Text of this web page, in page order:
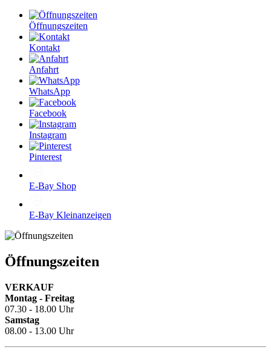
Öffnungszeiten
Kontakt
Anfahrt
WhatsApp
Facebook
Instagram
Pinterest
E-Bay Shop
E-Bay Kleinanzeigen
Öffnungszeiten
VERKAUF
Montag - Freitag
07.30 - 18.00 Uhr
Samstag
08.00 - 13.00 Uhr